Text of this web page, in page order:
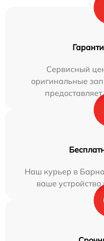
Сервисный
оригинальные
Наш курьер в
ваше